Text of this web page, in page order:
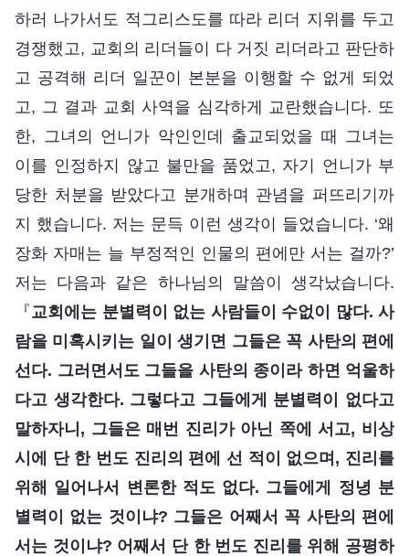
하러 나가서도 적그리스도를 따라 리더 지위를 두고
경쟁했고, 교회의 리더들이 다 거짓 리더라고 판단하
고 공격해 리더 일꾼이 본분을 이행할 수 없게 되었
고, 그 결과 교회 사역을 심각하게 교란했습니다. 또
한, 그녀의 언니가 악인인데 출교되었을 때 그녀는
이를 인정하지 않고 불만을 품었고, 자기 언니가 부
당한 처분을 받았다고 분개하며 관념을 퍼뜨리기까
지 했습니다. 저는 문득 이런 생각이 들었습니다. ‘왜
장화 자매는 늘 부정적인 인물의 편에만 서는 걸까?’
저는 다음과 같은 하나님의 말씀이 생각났습니다.
『 교회에는 분별력이 없는 사람들이 수없이 많다. 사
람을 미혹시키는 일이 생기면 그들은 꼭 사탄의 편에
선다. 그러면서도 그들을 사탄의 종이라 하면 억울하
다고 생각한다. 그렇다고 그들에게 분별력이 없다고
말하자니, 그들은 매번 진리가 아닌 쪽에 서고, 비상
시에 단 한 번도 진리의 편에 선 적이 없으며, 진리를
위해 일어나서 변론한 적도 없다. 그들에게 정녕 분
별력이 없는 것이냐? 그들은 어째서 꼭 사탄의 편에
서는 것이냐? 어째서 단 한 번도 진리를 위해 공평하